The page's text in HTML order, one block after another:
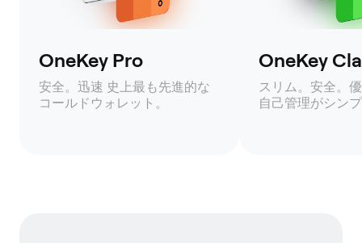
OneKey Pro
安全。迅速 史上最も先進的な
コールドウォレット。
OneKey
スリム。安全。
自己管理がシン